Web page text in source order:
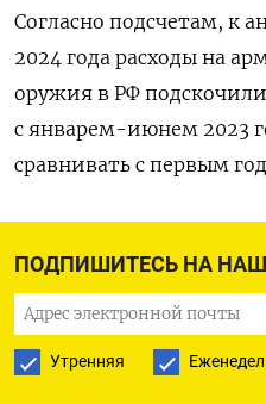
ПОДПИШИТЕСЬ НА
Утренняя
Согласно подсчетам, к
2024 года расходы на
оружия в РФ
с январем-июнем 2023
сравнивать с первым